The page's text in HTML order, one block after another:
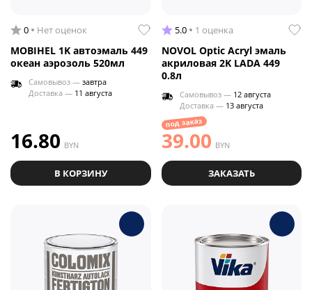
0 Нет оценок
MOBIHEL 1K автоэмаль 449
океан аэрозоль 520мл
Самовывоз — завтра
Доставка — 11 августа
16.80 BYN
В КОРЗИНУ
5.0 1 оценка
NOVOL Optic Acryl эмаль
акриловая 2K LADA 449
0.8л
Самовывоз — 12 августа
Доставка — 13 августа
под заказ
39.00 BYN
ЗАКАЗАТЬ